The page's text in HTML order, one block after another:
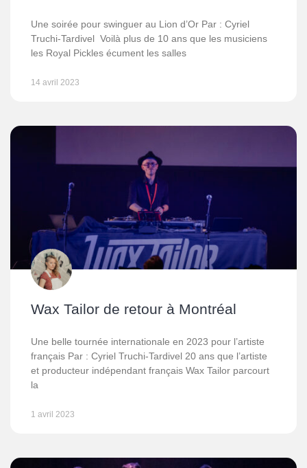
Une soirée pour swinguer au Lion d’Or Par : Cyriel
Truchi-Tardivel Voilà plus de 10 ans que les musiciens
les Royal Pickles écument les salles
14 avril 2023
Wax Tailor de retour à Montréal
Une belle tournée internationale en 2023 pour l’artiste
français Par : Cyriel Truchi-Tardivel 20 ans que l’artiste
et producteur indépendant français Wax Tailor parcourt
la
1 avril 2023